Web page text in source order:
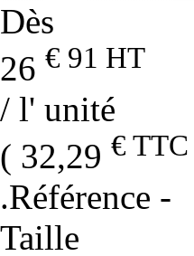
Dès
26 € 91 HT
/ l' unité
( 32,29 € TTC
.Référence -
Taille